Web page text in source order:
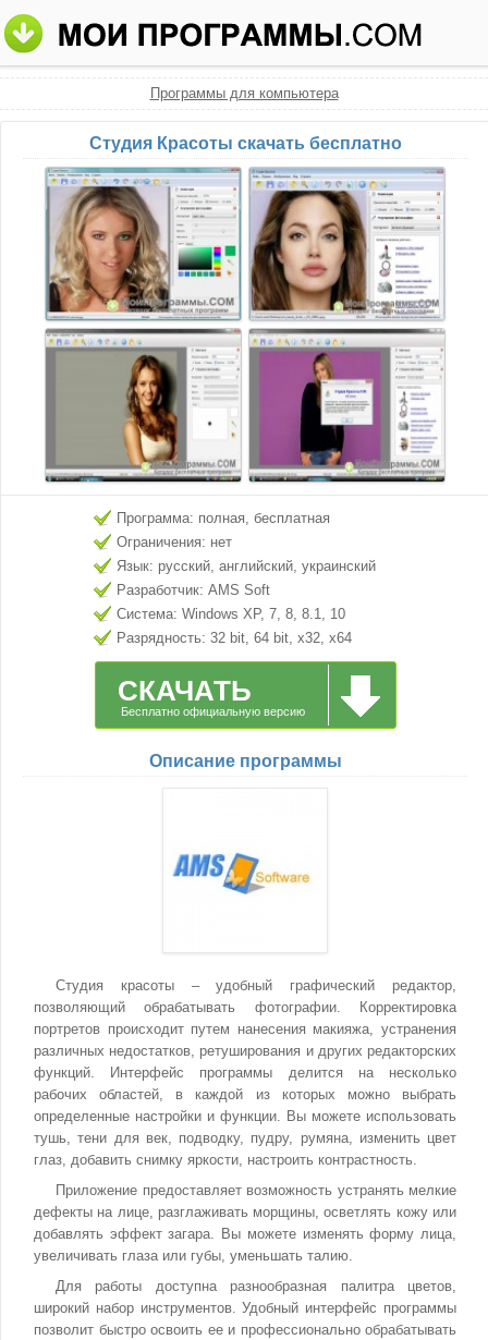
Программы для компьютера
Студия Красоты скачать бесплатно
Программа: полная, бесплатная
Ограничения: нет
Язык: русский, английский, украинский
Разработчик: AMS Soft
Система: Windows XP, 7, 8, 8.1, 10
Разрядность: 32 bit, 64 bit, x32, x64
СКАЧАТЬ
Бесплатно официальную версию
Описание программы
Студия красоты – удобный графический редактор,
позволяющий обрабатывать фотографии. Корректировка
портретов происходит путем нанесения макияжа, устранения
различных недостатков, ретуширования и других редакторских
функций. Интерфейс программы делится на несколько
рабочих областей, в каждой из которых можно выбрать
определенные настройки и функции. Вы можете использовать
тушь, тени для век, подводку, пудру, румяна, изменить цвет
глаз, добавить снимку яркости, настроить контрастность.
Приложение предоставляет возможность устранять мелкие
дефекты на лице, разглаживать морщины, осветлять кожу или
добавлять эффект загара. Вы можете изменять форму лица,
увеличивать глаза или губы, уменьшать талию.
Для работы доступна разнообразная палитра цветов,
широкий набор инструментов. Удобный интерфейс программы
позволит быстро освоить ее и профессионально обрабатывать